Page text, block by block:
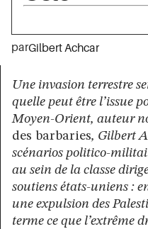
parGilbert Achcar
Une invasion terrestre
quelle peut être l’issue
Moyen-Orient, auteur
des barbaries, Gilbert
scénarios politico-
au sein de la classe
soutiens états-uniens :
une expulsion des
terme ce que l’extrême